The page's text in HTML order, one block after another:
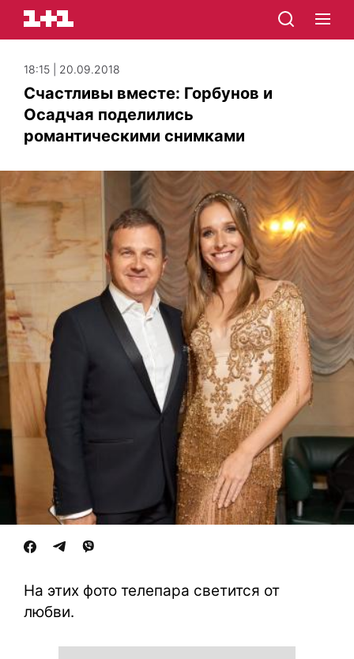
18:15 | 20.09.2018
Счастливы вместе: Горбунов и
Осадчая поделились
романтическими снимками
На этих фото телепара светится от
любви.